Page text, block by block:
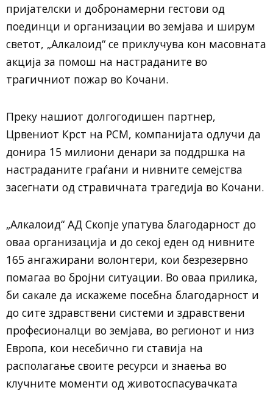
пријателски и добронамерни гестови од
поединци и организации во земјава и ширум
светот, „Алкалоид“ се приклучува кон масовната
акција за помош на настраданите во
трагичниот пожар во Кочани.
Преку нашиот долгогодишен партнер,
Црвениот Крст на РСМ, компанијата одлучи да
донира 15 милиони денари за поддршка на
настраданите граѓани и нивните семејства
засегнати од стравичната трагедија во Кочани.
„Алкалоид“ АД Скопје упатува благодарност до
оваа организација и до секој еден од нивните
165 ангажирани волонтери, кои безрезервно
помагаа во бројни ситуации. Во оваа прилика,
би сакале да искажеме посебна благодарност и
до сите здравствени системи и здравствени
професионалци во земјава, во регионот и низ
Европа, кои несебично ги ставија на
располагање своите ресурси и знаења во
клучните моменти од животоспасувачката